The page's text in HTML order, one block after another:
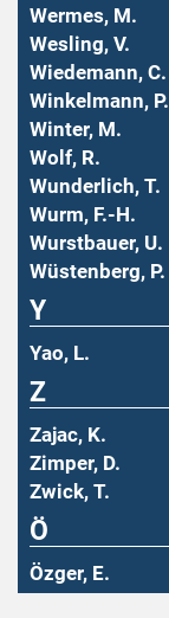
Wermes, M.
Wesling, V.
Wiedemann, C.
Winkelmann, P.
Winter, M.
Wolf, R.
Wunderlich, T.
Wurm, F.-H.
Wurstbauer, U.
Wüstenberg, P.
Y
Yao, L.
Z
Zajac, K.
Zimper, D.
Zwick, T.
Ö
Özger, E.